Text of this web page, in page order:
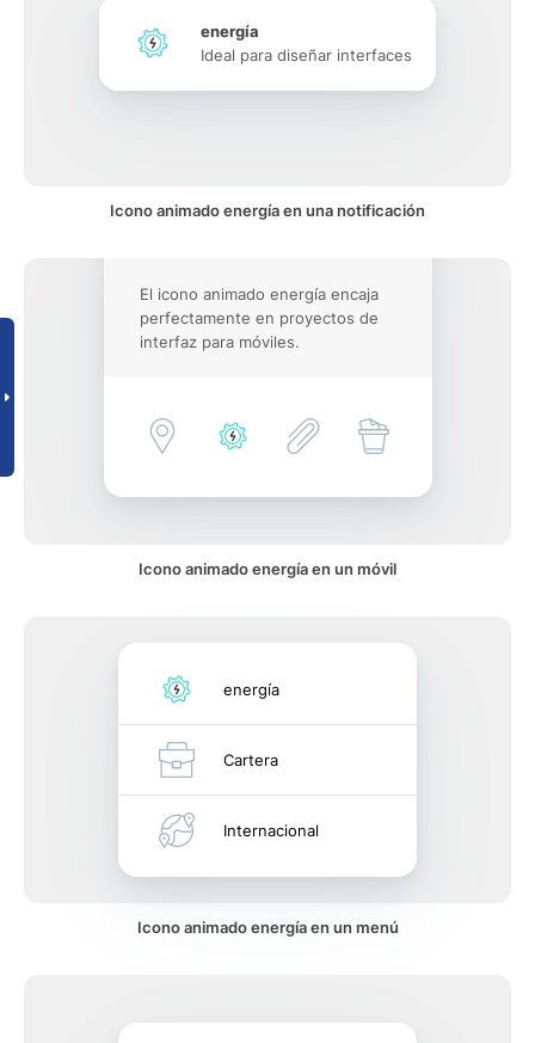
energía
Ideal para diseñar interfaces
Icono animado energía en una notificación
El icono animado energía encaja
perfectamente en proyectos de
interfaz para móviles.
Icono animado energía en un móvil
energía
Cartera
Internacional
Icono animado energía en un menú